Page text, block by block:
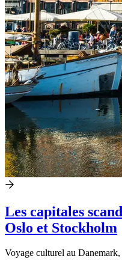
Les capitales
Oslo et Stockholm
Voyage culturel au